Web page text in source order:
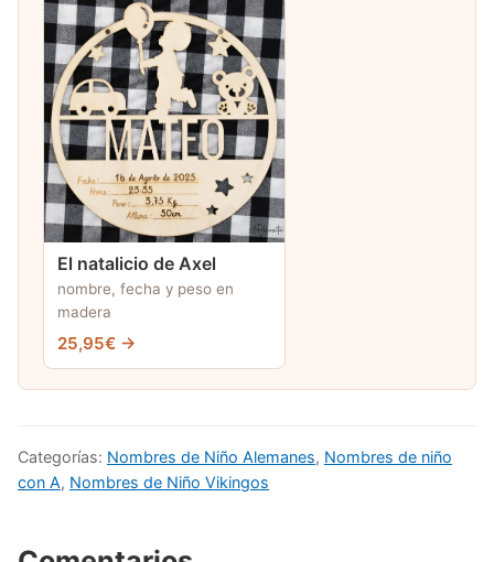
El natalicio de Axel
nombre, fecha y peso en
madera
25,95€ →
Categorías: Nombres de Niño Alemanes, Nombres de niño
con A, Nombres de Niño Vikingos